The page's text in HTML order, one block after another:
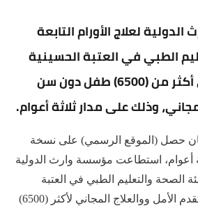
لعلاج الأورام التابعة
الطبي في العتبة الحسينية
المقدسة، عن تلقي أكثر من (6500) طفل دون سن
حصل (الموقع الرسمي) على نسخة
أعوام، استطاعت مؤسسة وارث الدولية
الصحة والتعليم الطبي في العتبة
الحسينية المقدسة، أن تقدم الأمل ووالعلاج المجاني لأكثر (6500)